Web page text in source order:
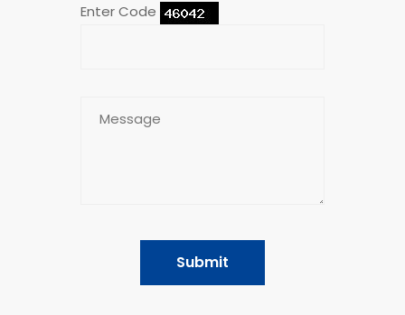
Enter Code
Submit